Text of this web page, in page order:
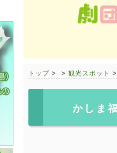
トップ > > 観光スポット
かしま